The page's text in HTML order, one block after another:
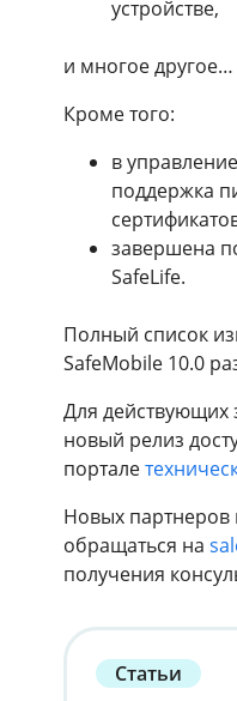
устройстве,
и многое другое…
Кроме того:
в
поддержка
завершена
SafeLife.
Полный список
SafeMobile 10.0
Для действующих
новый релиз
портале
Новых партнеров
обращаться на
получения
Статьи